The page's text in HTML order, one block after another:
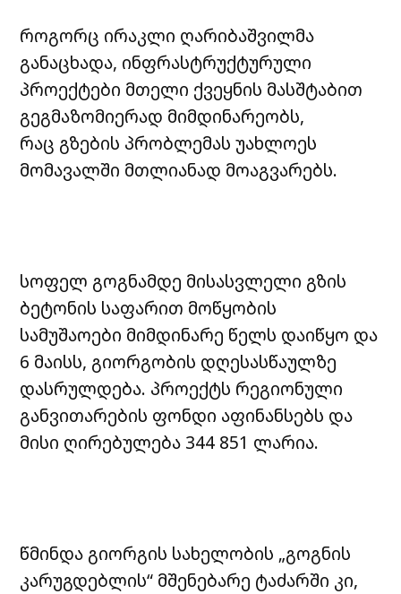
როგორც ირაკლი ღარიბაშვილმა
განაცხადა, ინფრასტრუქტურული
პროექტები მთელი ქვეყნის მასშტაბით
გეგმაზომიერად მიმდინარეობს,
რაც გზების პრობლემას უახლოეს
მომავალში მთლიანად მოაგვარებს.
სოფელ გოგნამდე მისასვლელი გზის
ბეტონის საფარით მოწყობის
სამუშაოები მიმდინარე წელს დაიწყო და
6 მაისს, გიორგობის დღესასწაულზე
დასრულდება. პროექტს რეგიონული
განვითარების ფონდი აფინანსებს და
მისი ღირებულება 344 851 ლარია.
წმინდა გიორგის სახელობის „გოგნის
კარუგდებლის“ მშენებარე ტაძარში კი,